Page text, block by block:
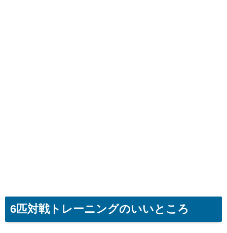
6匹対戦トレーニングのいいところ